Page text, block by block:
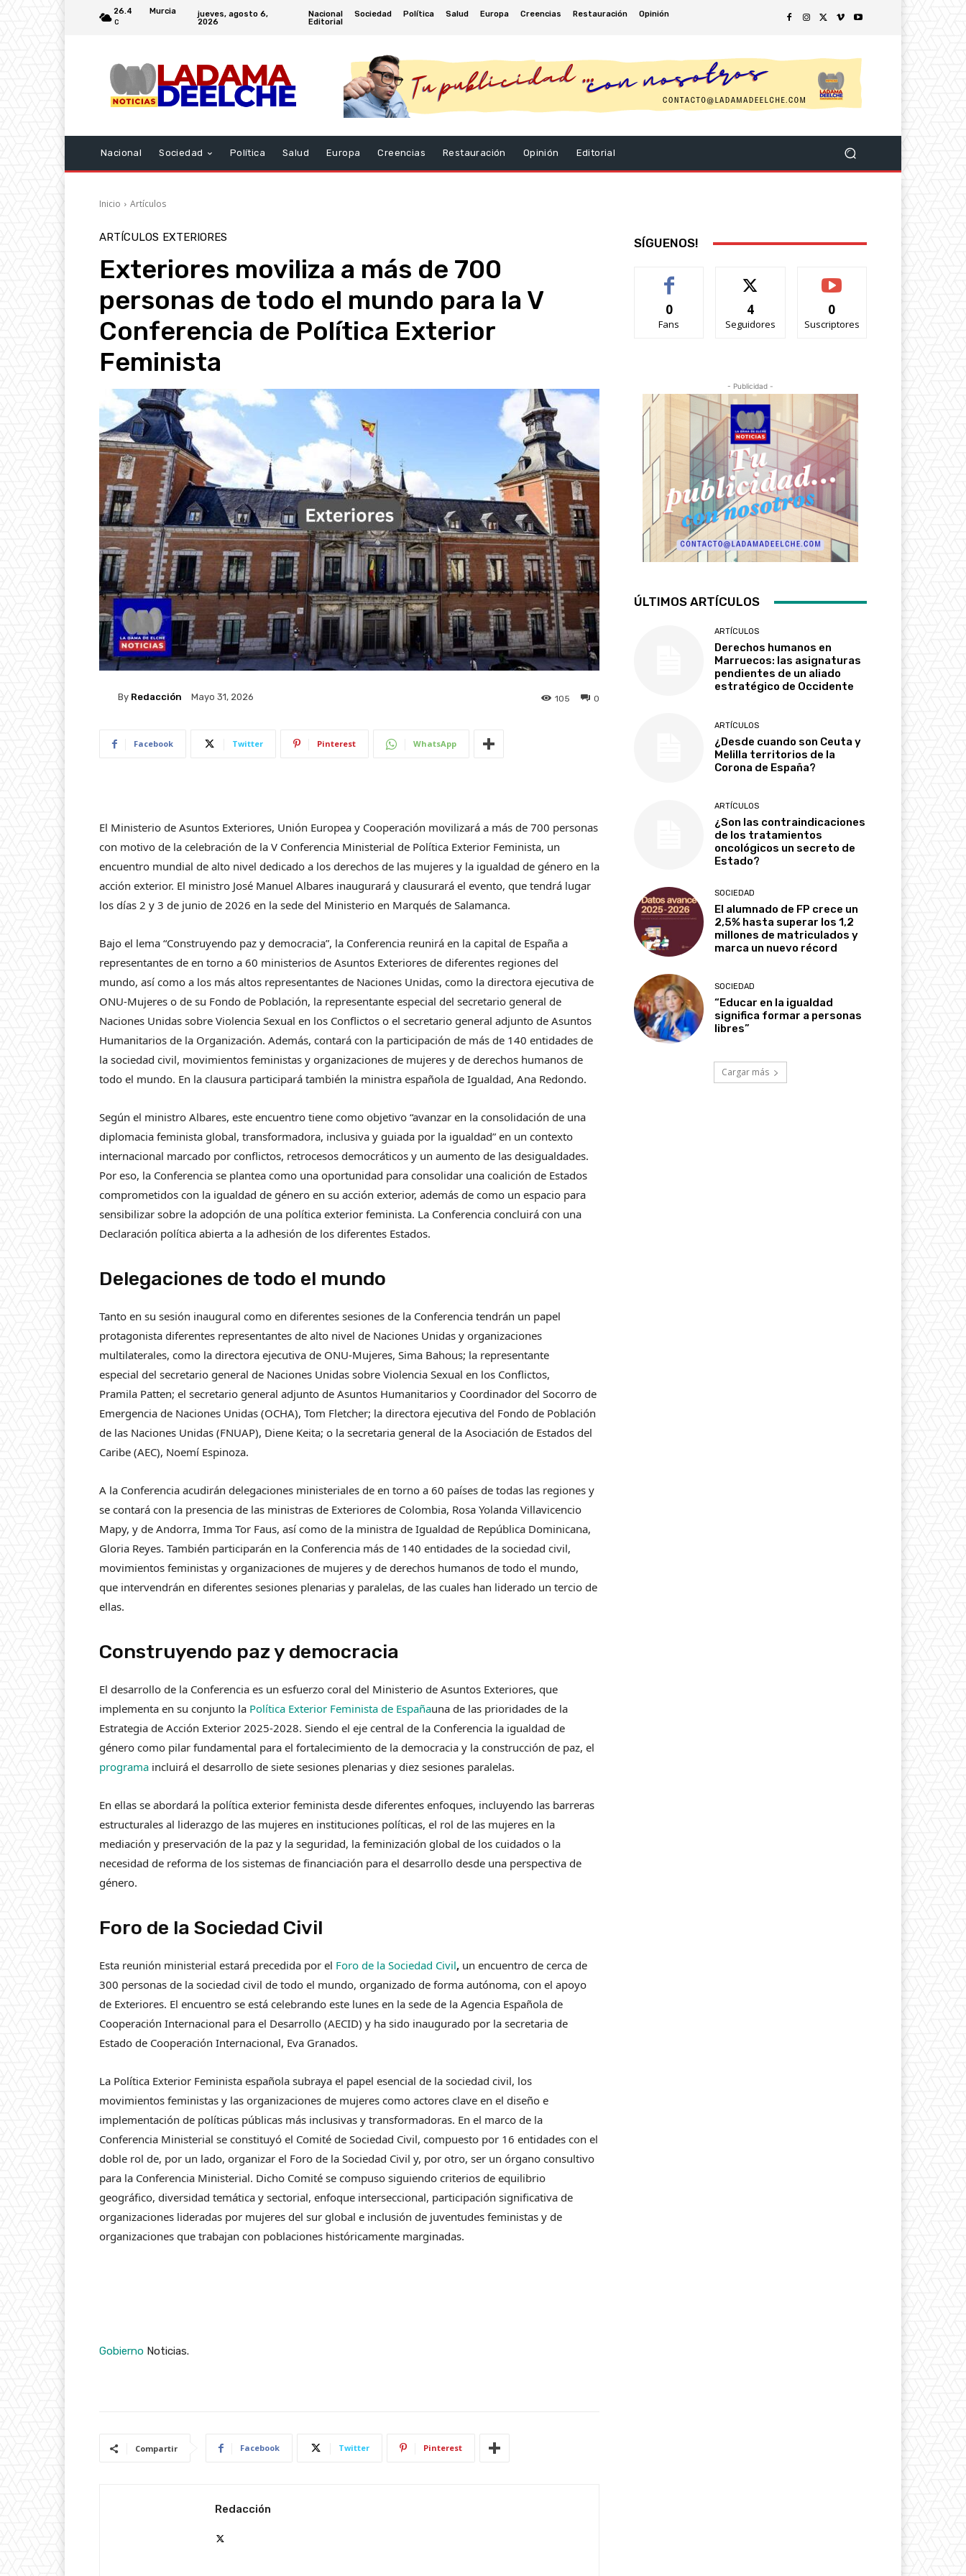
26.4
C
Murcia
jueves, agosto 6,
2026
Nacional Sociedad Política Salud Europa Creencias Restauración
Opinión
Editorial
Nacional Sociedad Política Salud Europa Creencias Restauración Opinión Editorial
Inicio Artículos
ARTÍCULOS EXTERIORES
Exteriores moviliza a más de 700
personas de todo el mundo para la V
Conferencia de Política Exterior
Feminista
By Redacción Mayo 31, 2026 0
105
Facebook Twitter Pinterest WhatsApp
El Ministerio de Asuntos Exteriores, Unión Europea y Cooperación movilizará a más de 700 personas
con motivo de la celebración de la V Conferencia Ministerial de Política Exterior Feminista, un
encuentro mundial de alto nivel dedicado a los derechos de las mujeres y la igualdad de género en la
acción exterior. El ministro José Manuel Albares inaugurará y clausurará el evento, que tendrá lugar
los días 2 y 3 de junio de 2026 en la sede del Ministerio en Marqués de Salamanca.
Bajo el lema “Construyendo paz y democracia”, la Conferencia reunirá en la capital de España a
representantes de en torno a 60 ministerios de Asuntos Exteriores de diferentes regiones del
mundo, así como a los más altos representantes de Naciones Unidas, como la directora ejecutiva de
ONU-Mujeres o de su Fondo de Población, la representante especial del secretario general de
Naciones Unidas sobre Violencia Sexual en los Conflictos o el secretario general adjunto de Asuntos
Humanitarios de la Organización. Además, contará con la participación de más de 140 entidades de
la sociedad civil, movimientos feministas y organizaciones de mujeres y de derechos humanos de
todo el mundo. En la clausura participará también la ministra española de Igualdad, Ana Redondo.
Según el ministro Albares, este encuentro tiene como objetivo “avanzar en la consolidación de una
diplomacia feminista global, transformadora, inclusiva y guiada por la igualdad” en un contexto
internacional marcado por conflictos, retrocesos democráticos y un aumento de las desigualdades.
Por eso, la Conferencia se plantea como una oportunidad para consolidar una coalición de Estados
comprometidos con la igualdad de género en su acción exterior, además de como un espacio para
sensibilizar sobre la adopción de una política exterior feminista. La Conferencia concluirá con una
Declaración política abierta a la adhesión de los diferentes Estados.
Delegaciones de todo el m​​undo
Tanto en su sesión inaugural como en diferentes sesiones de la Conferencia tendrán un papel
protagonista diferentes representantes de alto nivel de Naciones Unidas y organizaciones
multilaterales, como la directora ejecutiva de ONU-Mujeres, Sima Bahous; la representante
especial del secretario general de Naciones Unidas sobre Violencia Sexual en los Conflictos,
Pramila Patten; el secretario general adjunto de Asuntos Humanitarios y Coordinador del Socorro de
Emergencia de Naciones Unidas (OCHA), Tom Fletcher; la directora ejecutiva del Fondo de Población
de las Naciones Unidas (FNUAP), Diene Keita; o la secretaria general de la Asociación de Estados del
Caribe (AEC), Noemí Espinoza.
A la Conferencia acudirán delegaciones ministeriales de en torno a 60 países de todas las regiones y
se contará con la presencia de las ministras de Exteriores de Colombia, Rosa Yolanda Villavicencio
Mapy, y de Andorra, Imma Tor Faus, así como de la ministra de Igualdad de República Dominicana,
Gloria Reyes. También participarán en la Conferencia más de 140 entidades de la sociedad civil,
movimientos feministas y organizaciones de mujeres y de derechos humanos de todo el mundo,
que intervendrán en diferentes sesiones plenarias y paralelas, de las cuales han liderado un tercio de
ellas.
Construyendo paz y dem​ocracia
El desarrollo de la Conferencia es un esfuerzo coral del Ministerio de Asuntos Exteriores, que
implementa en su conjunto la Política Exterior Feminista de Españauna de las prioridades de la
Estrategia de Acción Exterior 2025-2028. Siendo el eje central de la Conferencia la igualdad de
género como pilar fundamental para el fortalecimiento de la democracia y la construcción de paz, el
programa ​incluirá el desarrollo de siete sesiones plenarias y diez sesiones paralelas.
En ellas se abordará la política exterior feminista desde diferentes enfoques, incluyendo las barreras
estructurales al liderazgo de las mujeres en instituciones políticas, el rol de las mujeres en la
mediación y preservación de la paz y la seguridad, la feminización global de los cuidados o la
necesidad de reforma de los sistemas de financiación para el desarrollo desde una perspectiva de
género.
Foro de la Sociedad C​​ivil
Esta reunión ministerial estará precedida por el Foro de la Sociedad Civil, un encuentro de cerca de
300 personas de la sociedad civil de todo el mundo, organizado de forma autónoma, con el apoyo
de Exteriores. El encuentro se está celebrando este lunes en la sede de la Agencia Española de
Cooperación Internacional para el Desarrollo (AECID) y ha sido inaugurado por la secretaria de
Estado de Cooperación Internacional, Eva Granados.
La Política Exterior Feminista española subraya el papel esencial de la sociedad civil, los
movimientos feministas y las organizaciones de mujeres como actores clave en el diseño e
implementación de políticas públicas más inclusivas y transformadoras. En el marco de la
Conferencia Ministerial se constituyó el Comité de Sociedad Civil, compuesto por 16 entidades con el
doble rol de, por un lado, organizar el Foro de la Sociedad Civil y, por otro, ser un órgano consultivo
para la Conferencia Ministerial. Dicho Comité se compuso siguiendo criterios de equilibrio
geográfico, diversidad temática y sectorial, enfoque interseccional, participación significativa de
organizaciones lideradas por mujeres del sur global e inclusión de juventudes feministas y de
organizaciones que trabajan con poblaciones históricamente marginadas.
Gobierno Noticias.
Compartir Facebook Twitter Pinterest
Redacción
SÍGUENOS!
0
Fans
4
Seguidores
0
Suscriptores
- Publicidad -
ÚLTIMOS ARTÍCULOS
ARTÍCULOS
Derechos humanos en
Marruecos: las asignaturas
pendientes de un aliado
estratégico de Occidente
ARTÍCULOS
¿Desde cuando son Ceuta y
Melilla territorios de la
Corona de España?
ARTÍCULOS
¿Son las contraindicaciones
de los tratamientos
oncológicos un secreto de
Estado?
SOCIEDAD
El alumnado de FP crece un
2,5% hasta superar los 1,2
millones de matriculados y
marca un nuevo récord
SOCIEDAD
“Educar en la igualdad
significa formar a personas
libres”
Cargar más